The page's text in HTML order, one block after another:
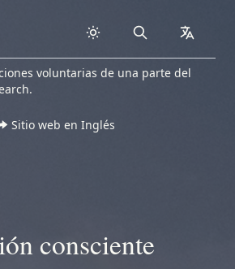
Search
voluntarias de una parte del
Sitio web en Inglés
consciente